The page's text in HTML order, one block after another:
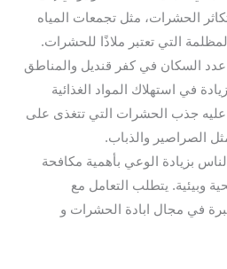
الحشرات، مثل تجمعات المياه
التي تعتبر ملاذًا للحشرات.
عدد السكان في كفر قنديل والمناطق
في استهلاك المواد الغذائية
عليه جذب الحشرات التي تتغذى على
الصراصير والذباب.
بزيادة الوعي بأهمية مكافحة
وبيئية. يتطلب التعامل مع
في مجال ابادة الحشرات و